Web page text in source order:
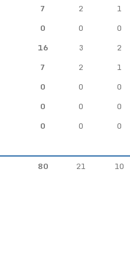
7 2
1
0 0
0
16 3
2
7 2
1
0 0
0
0 0
0
0 0 0
80 21 10